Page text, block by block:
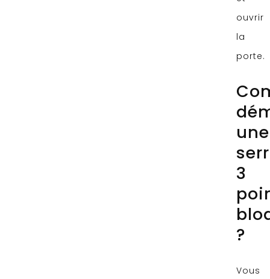
ouvrir
la
porte.
une
3
?
Vous